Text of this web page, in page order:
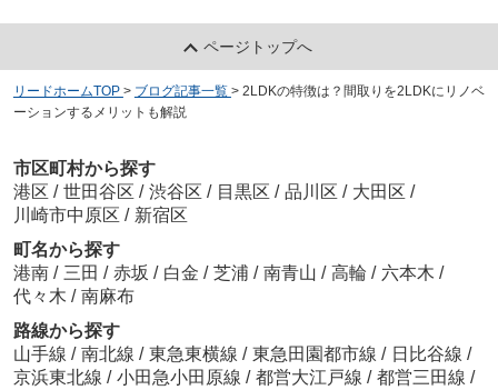
ページトップへ
リードホームTOP > ブログ記事一覧 > 2LDKの特徴は？間取りを2LDKにリノベ
ーションするメリットも解説
市区町村から探す
港区 / 世田谷区 / 渋谷区 / 目黒区 / 品川区 / 大田区 /
川崎市中原区 / 新宿区
町名から探す
港南 / 三田 / 赤坂 / 白金 / 芝浦 / 南青山 / 高輪 / 六本木 /
代々木 / 南麻布
路線から探す
山手線 / 南北線 / 東急東横線 / 東急田園都市線 / 日比谷線 /
京浜東北線 / 小田急小田原線 / 都営大江戸線 / 都営三田線 /